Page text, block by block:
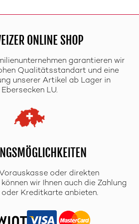
ONLINE SHOP
garantieren wir
Qualitätsstandart und eine
unserer Artikel ab Lager in
Ebersecken LU.
oder direkten
wir Ihnen auch die Zahlung
oder Kreditkarte anbieten.